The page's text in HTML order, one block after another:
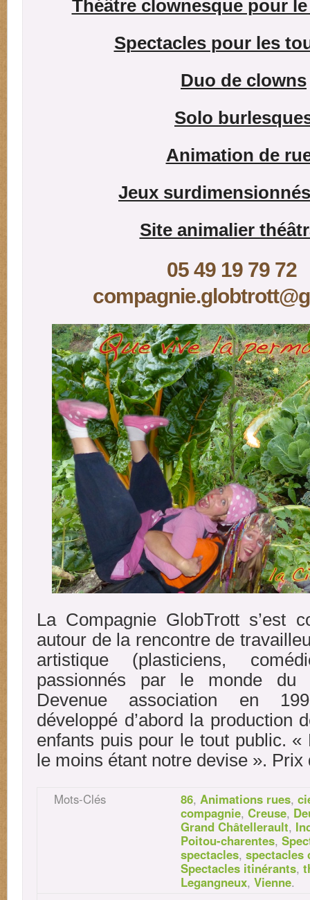
Théâtre clownesque pour
Spectacles pour les
Duo de clowns
Solo
Animation de
Jeux
Site animalier
05 49 19 79
La Compagnie GlobTrott s’est
autour de la rencontre de
artistique (plasticiens,
passionnés par le monde du
Devenue association en
développé d’abord la production
enfants puis pour le tout public.
le moins étant notre devise ». Prix
Mots-Clés 86, Animations rues,
compagnie, Creuse,
Grand Châtellerault,
Poitou-charentes,
spectacles, spectacles
Spectacles itinérants,
Legangneux, Vienne.